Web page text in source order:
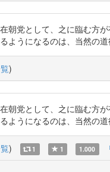
朝党として、之に臨む方
ようになるのは、当然の
)
朝党として、之に臨む方
ようになるのは、当然の
) 1 1 1.000